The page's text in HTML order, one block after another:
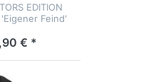
EDITION
Feind'
Sammelkarte,
Stk. limitiert!
€ *